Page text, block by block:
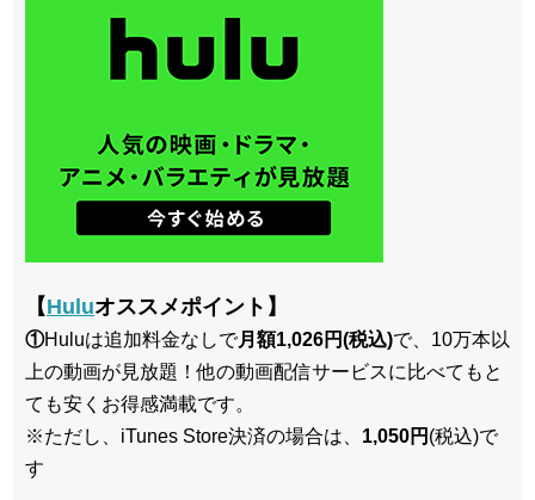
【Huluオススメポイント】
①Huluは追加料金なしで月額1,026円(税込)で、10万本以
上の動画が見放題！他の動画配信サービスに比べてもと
ても安くお得感満載です。
※ただし、iTunes Store決済の場合は、 1,050円 (税込)で
す